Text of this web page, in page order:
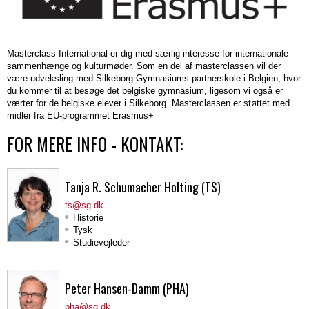
studieretning.
vælgeren
Se
hvordan
uddannelse
skal
sammensættes
Naturfaglige
fag
Astronomi
Biologi
Fysik
Geovidenskab
Informatik
Kemi
Matematik
Naturgeografi
Idræt
mange
fagområder.
Science
Masterclass
Matematik
Masterclass
Fysik-
Kemi
Masterclass
Biologi
Phimurerne
virkelighed.
Internationalisering
Bliv
international
på
SG!
International
studieretning
Samarbejdspartnere
English
ambassadørskole
Sociale
aktiviteter
SGympiaden
Fester
cafeer
Forårskoncert
Frivillig
idræt
Frivillig
musik
Lanciers
Studierejsen
2.g
SCOPE
Store
events
Dimission
Forårskoncert
Lanciers
Teaterkoncert
Forældresamarbejdet
Forældreforeningen
DPO
persondata
Ledelsen
Skolens
historie
Interviews
med
tidl.
SG'ere
Masterclass International er dig med særlig interesse for internationale
sammenhænge og kulturmøder. Som en del af masterclassen vil der
være udveksling med Silkeborg Gymnasiums partnerskole i Belgien, hvor
du kommer til at besøge det belgiske gymnasium, ligesom vi også er
værter for de belgiske elever i Silkeborg. Masterclassen er støttet med
midler fra EU-programmet Erasmus+
FOR MERE INFO - KONTAKT:
Tanja R. Schumacher Holting (TS)
ts@sg.dk
Historie
Tysk
Studievejleder
Peter Hansen-Damm (PHA)
pha@sg.dk